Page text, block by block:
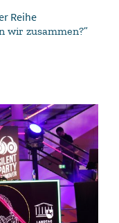
Reihe
wir zusammen?”